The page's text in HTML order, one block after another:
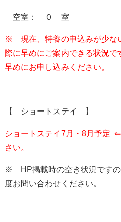
空室： ０ 室
※ 現在、特養の申込みが少な
際に早めにご案内できる状況で
早めにお申し込みください。
【 ショートステイ 】
ショートステイ7月・8月予定 ⇐
さい。
※ HP掲載時の空き状況ですの
度お問い合わせください。